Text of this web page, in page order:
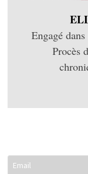
Engagé
Procès